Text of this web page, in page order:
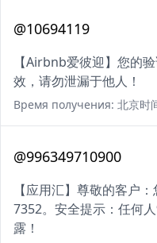
@10694119
【Airbnb爱彼迎】您的
效，请勿泄漏于他人！
Время получения: 北京时
@996349710900
【应用汇】尊敬的客户
7352。安全提示：任何
露！